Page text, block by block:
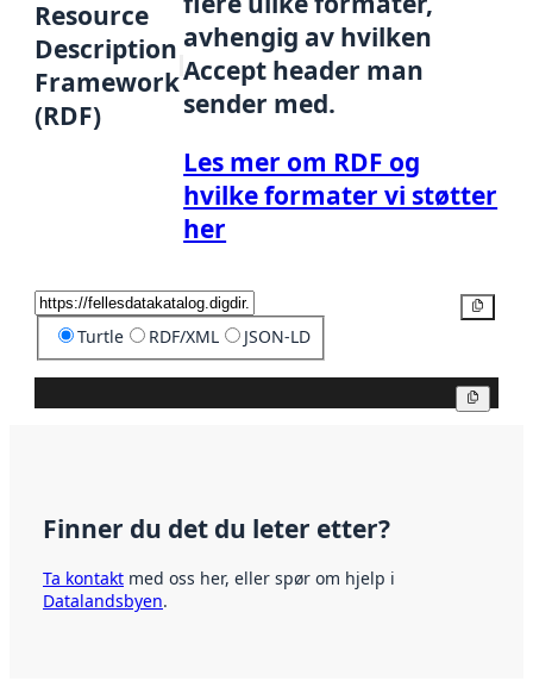
Resource
Description
Framework
(RDF)
avhengig av hvilken
Accept header man
sender med.
Les mer om RDF og
hvilke formater vi støtter
her
Turtle RDF/XML JSON-LD
Finner du det du leter etter?
Ta kontakt med oss her, eller spør om hjelp i
Datalandsbyen.